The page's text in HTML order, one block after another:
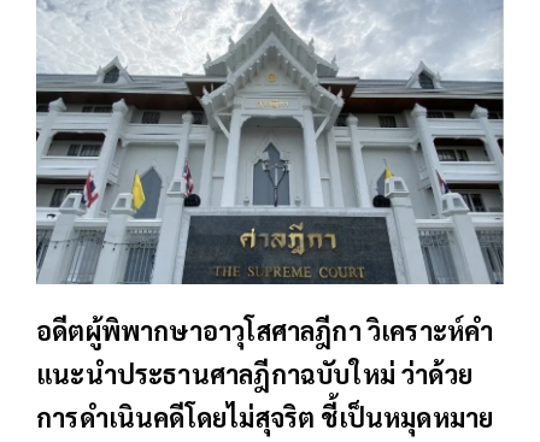
อดีตผู้พิพากษาอาวุโสศาลฎีกา วิเคราะห์คำ
แนะนำประธานศาลฎีกาฉบับใหม่ ว่าด้วย
การดำเนินคดีโดยไม่สุจริต ชี้เป็นหมุดหมาย